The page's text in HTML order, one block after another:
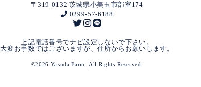
〒319-0132 茨城県小美玉市部室174
0299-57-6188
上記電話番号でナビ設定しないで下さい。
大変お手数ではございますが、住所からお願いします。
©2026 Yasuda Farm ,All Rights Reserved.